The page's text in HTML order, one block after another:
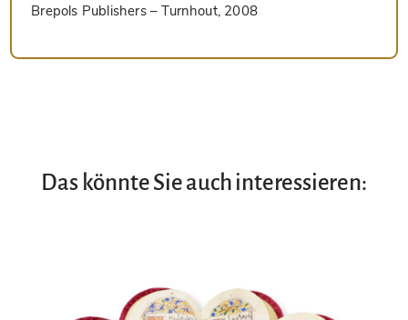
Brepols Publishers– Turnhout, 2008
Das könnte Sie auch interessieren: